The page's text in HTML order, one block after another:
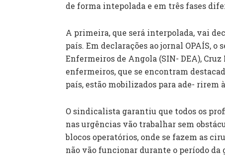
de forma intepolada e em três fases
A primeira, que será interpolada, vai
país. Em declarações ao jornal OPAÍS,
Enfermeiros de Angola (SIN- DEA),
enfermeiros, que se encontram
país, estão mobilizados para ade- rirem
O sindicalista garantiu que todos os
nas urgências vão trabalhar sem
blocos operatórios, onde se fazem as
não vão funcionar durante o período da